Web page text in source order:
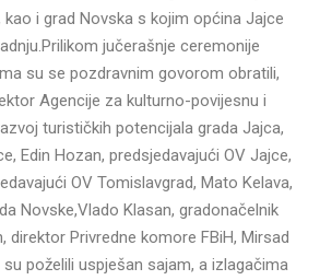
i grad Novska s kojim općina Jajce
jučerašnje ceremonije
su se pozdravnim govorom obratili,
Agencije za kulturno-povijesnu i
turističkih potencijala grada Jajca,
Edin Hozan, predsjedavajući OV Jajce,
OV Tomislavgrad, Mato Kelava,
Novske,Vlado Klasan, gradonačelnik
direktor Privredne komore FBiH, Mirsad
poželili uspješan sajam, a izlagačima